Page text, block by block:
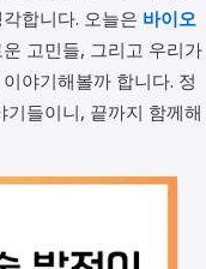
합니다. 오늘은 바이오
고민들, 그리고 우리가
야기해볼까 합니다. 정
들이니, 끝까지 함께해